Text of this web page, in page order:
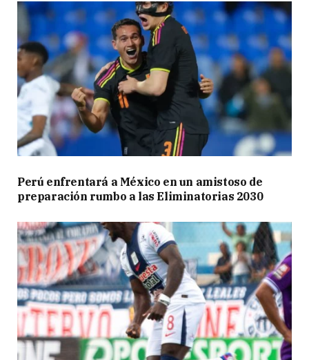
Perú enfrentará a México en un amistoso de
preparación rumbo a las Eliminatorias 2030